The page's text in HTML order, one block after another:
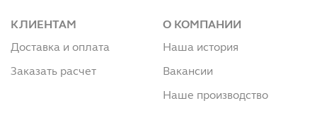
КЛИЕНТАМ
Доставка и оплата
Заказать расчет
О КОМПАНИИ
Наша история
Вакансии
Наше производство